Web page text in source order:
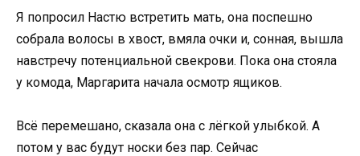
Я попросил Настю встретить мать, она поспешно
собрала волосы в хвост, вмяла очки и, сонная, вышла
навстречу потенциальной свекрови. Пока она стояла
у комода, Маргарита начала осмотр ящиков.
Всё перемешано, сказала она с лёгкой улыбкой. А
потом у вас будут носки без пар. Сейчас